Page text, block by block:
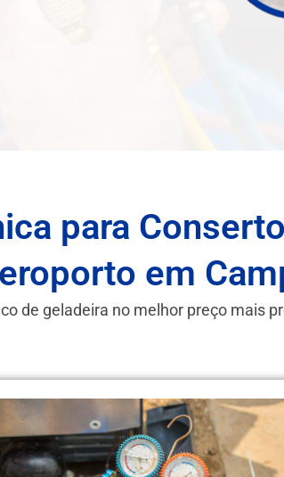
para
em
de geladeira no melhor preço mais